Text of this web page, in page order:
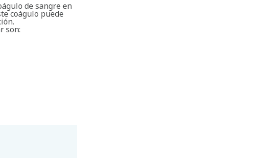
de sangre en
coágulo puede
son: